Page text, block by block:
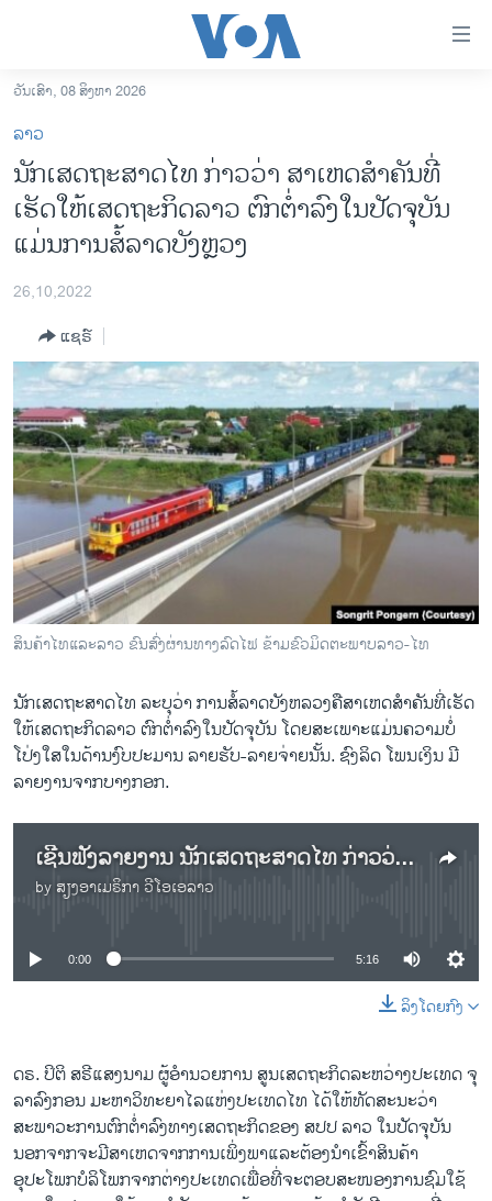
ເຂົ້າ
ຫາ
ຂ້າມ
ຂ້າມ
ຂ້າມ
ໄປ
ຫາ
ຊອກ
ລາວ
ອາເມຣິກາ
ການເລືອກຕັ້ງ ປະທານາທີບໍດີ ສະຫະລັດ 2024
ອິດສະຫຼະພາບດ້ານການຂ່າວ
ຊີວິດຊາວລາວ
ຊຸມຊົນຊາວລາວ
ວິທະຍາສາດ-ເທັກໂນໂລຈີ
ທຸລະກິດ
ພາສາອັງກິດ
ວີດີໂອ
ລາຍການກະຈາຍສຽງ
ລາຍງານ
ຕິດຕາມພວກເຮົາ ທີ່
ພາສາຕ່າງໆ
ວັນເສົາ, 08 ສິງຫາ 2026
ລາວ
ນັກເສດຖະສາດໄທ ກ່າວວ່າ ສາເຫດສຳຄັນທີ່
ເຮັດໃຫ້ເສດຖະກິດລາວ ຕົກຕ່ຳລົງໃນປັດຈຸບັນ
ແມ່ນການສໍ້ລາດບັງຫຼວງ
26,10,2022
ແຊຣ໌
ສິນຄ້າໄທແລະລາວ ຂົນສົ່ງຜ່ານທາງລົດໄຟ ຂ້າມຂົວມິດຕະພາບລາວ-ໄທ
ນັກເສດຖະສາດໄທ ລະບຸວ່າ ການສໍ້ລາດບັງຫລວງຄືສາເຫດສຳຄັນທີ່ເຮັດ
ໃຫ້ເສດຖະກິດລາວ ຕົກຕ່ຳລົງໃນປັດຈຸບັນ ໂດຍສະເພາະແມ່ນຄວາມບໍ່
ໂປ່ງໃສໃນດ້ານງົບປະມານ ລາຍຮັບ-ລາຍຈ່າຍນັ້ນ. ຊົງລິດ ໂພນເງິນ ມີ
ລາຍງານຈາກບາງກອກ.
ເຊີນຟັງລາຍງານ ນັກເສດຖະສາດໄທ ກ່າວວ່າ ສາເຫດສຳຄັນທີ່ເຮັດໃຫ້ເສດຖະກິດລາວ ຕົກຕ່ຳລົງໃນປັດຈຸບັນ ແມ່ນການສໍ້ລາດບັງຫຼວງ
by ສຽງອາເມຣິກາ ວີໂອເອລາວ
No media source currently available
0:00 5:16
ລິງໂດຍກົງ
ດຣ. ປິຕິ ສຣີແສງນາມ ຜູ້ອຳນວຍການ ສູນເສດຖະກິດລະຫວ່າງປະເທດ ຈຸ
ລາລົງກອນ ມະຫາວິທະຍາໄລແຫ່ງປະເທດໄທ ໄດ້ໃຫ້ທັດສະນະວ່າ
ສະພາວະການຕົກຕ່ຳລົງທາງເສດຖະກິດຂອງ ສປປ ລາວ ໃນປັດຈຸບັນ
ນອກຈາກຈະມີສາເຫດຈາກການເພິ່ງພາແລະຕ້ອງນຳເຂົ້າສິນຄ້າ
ອຸປະໂພກບໍລິໂພກຈາກຕ່າງປະເທດເພື່ອທີ່ຈະຕອບສະໜອງການຊົມໃຊ້